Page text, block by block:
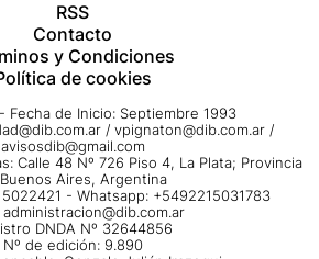
RSS
Contacto
y Condiciones
de cookies
Fecha de Inicio: Septiembre 1993
/ vpignaton@dib.com.ar /
avisosdib@gmail.com
Calle 48 Nº 726 Piso 4, La Plata; Provincia
Aires, Argentina
- Whatsapp: +5492215031783
administracion@dib.com.ar
DNDA Nº 32644856
Nº de edición: 9.890